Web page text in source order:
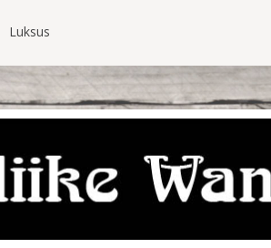
Luksus